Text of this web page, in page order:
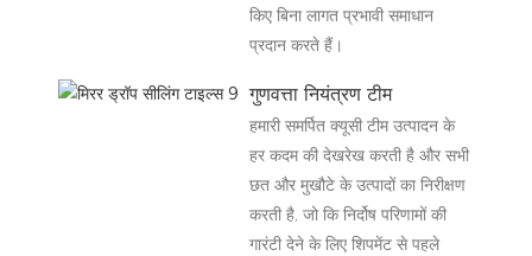
किए बिना लागत प्रभावी समाधान
प्रदान करते हैं।
गुणवत्ता नियंत्रण टीम
हमारी समर्पित क्यूसी टीम उत्पादन के
हर कदम की देखरेख करती है और सभी
छत और मुखौटे के उत्पादों का निरीक्षण
करती है, जो कि निर्दोष परिणामों की
गारंटी देने के लिए शिपमेंट से पहले